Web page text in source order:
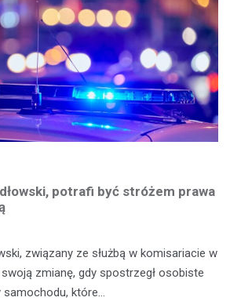
potrafi być stróżem prawa
związany ze służbą w komisariacie w
zmianę, gdy spostrzegł osobiste
samochodu, które…